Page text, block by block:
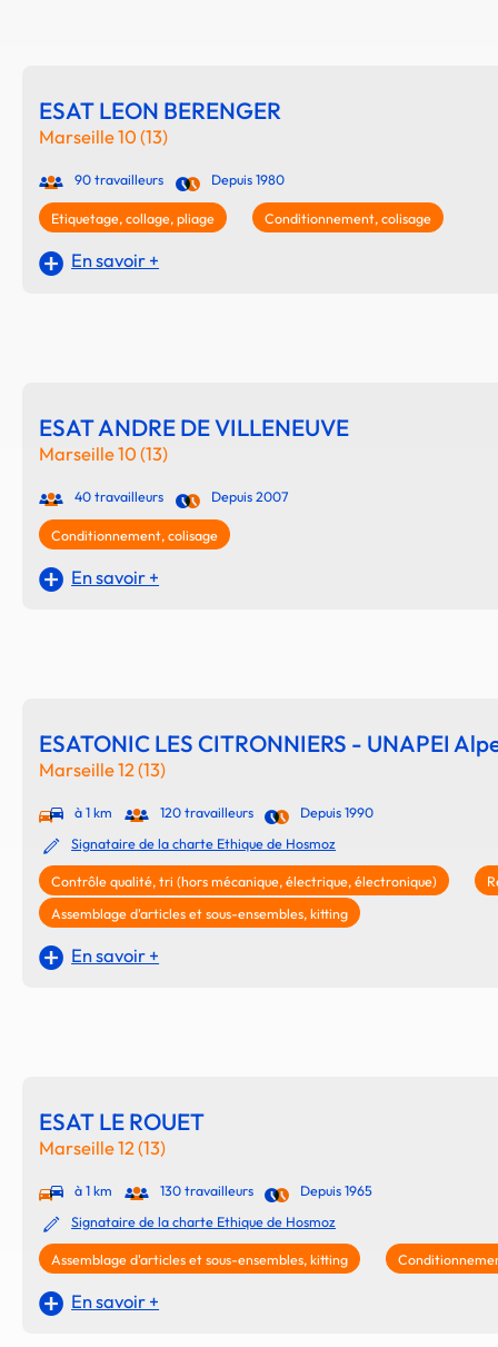
ESAT LEON BERENGER
Marseille 10 (13)
90 travailleurs Depuis 1980
Etiquetage, collage, pliage Conditionnement, colisage
En savoir +
ESAT ANDRE DE VILLENEUVE
Marseille 10 (13)
40 travailleurs Depuis 2007
Conditionnement, colisage
En savoir +
ESATONIC LES CITRONNIERS - UNAPEI
Marseille 12 (13)
à 1 km 120 travailleurs
Depuis 1990
Signataire de la charte Ethique de Hosmoz
Contrôle qualité, tri (hors mécanique, électrique, électronique)
Assemblage d'articles et sous-ensembles, kitting
En savoir +
ESAT LE ROUET
Marseille 12 (13)
à 1 km 130 travailleurs
Depuis 1965
Signataire de la charte Ethique de Hosmoz
Assemblage d'articles et sous-ensembles, kitting
En savoir +